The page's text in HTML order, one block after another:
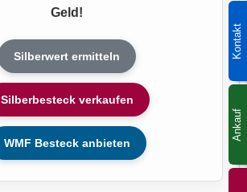
Kontakt
Ankauf
Geld!
Silberwert ermitteln
Silberbesteck verkaufen
WMF Besteck anbieten